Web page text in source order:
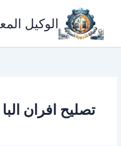
المحتوى
الوكيل
تصليح افران